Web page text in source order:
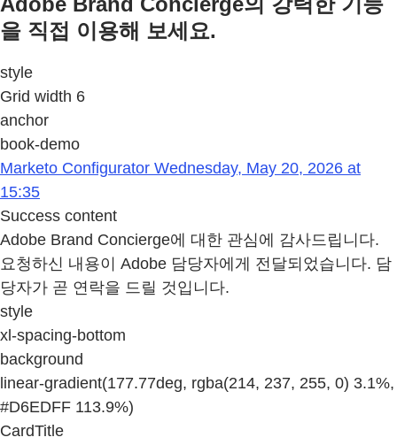
을 직접 이용해 보세요.
style
Grid width 6
anchor
book-demo
Marketo Configurator Wednesday, May 20, 2026 at
15:35
Success content
Adobe Brand Concierge에 대한 관심에 감사드립니다.
요청하신 내용이 Adobe 담당자에게 전달되었습니다. 담
당자가 곧 연락을 드릴 것입니다.
style
xl-spacing-bottom
background
linear-gradient(177.77deg, rgba(214, 237, 255, 0) 3.1%,
#D6EDFF 113.9%)
CardTitle